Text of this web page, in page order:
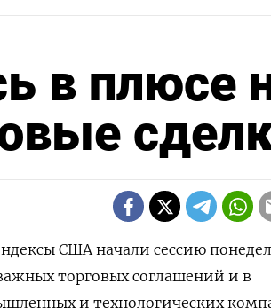
в плюсе
США начали сессию
торговых соглашений и в
и технологических